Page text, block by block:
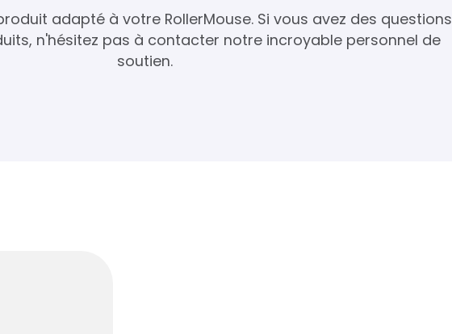
adapté à votre RollerMouse. Si vous avez des questions
n'hésitez pas à contacter notre incroyable personnel de
soutien.